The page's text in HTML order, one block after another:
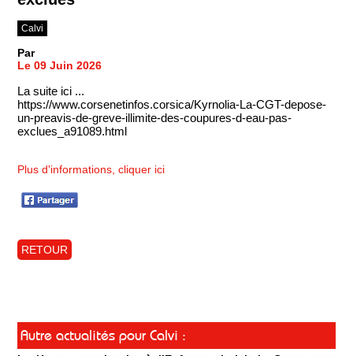
Calvi
Par
Le 09 Juin 2026
La suite ici ...
https://www.corsenetinfos.corsica/Kyrnolia-La-CGT-depose-
un-preavis-de-greve-illimite-des-coupures-d-eau-pas-
exclues_a91089.html
Plus d'informations, cliquer ici
RETOUR
Autre actualités pour Calvi :